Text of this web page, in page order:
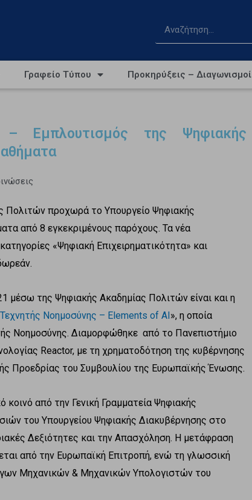
Γραφείο Τύπου Προκηρύξεις – Διαγωνισμοί
– Εμπλουτισμός της Ψηφιακής
Πολιτών προχωρά το Υπουργείο Ψηφιακής
από 8 εγκεκριμένους παρόχους. Τα νέα
«Ψηφιακή Επιχειρηματικότητα» και
μέσω της Ψηφιακής Ακαδημίας Πολιτών είναι και η
Τεχνητής Νοημοσύνης – Elements of AI», η οποία
Νοημοσύνης. Διαμορφώθηκε από το Πανεπιστήμιο
Reactor, με τη χρηματοδότηση της κυβέρνησης
Προεδρίας του Συμβουλίου της Ευρωπαϊκής Ένωσης.
κοινό από την Γενική Γραμματεία Ψηφιακής
του Υπουργείου Ψηφιακής Διακυβέρνησης στο
Δεξιότητες και την Απασχόληση. Η μετάφραση
από την Ευρωπαϊκή Επιτροπή, ενώ τη γλωσσική
Μηχανικών & Μηχανικών Υπολογιστών του